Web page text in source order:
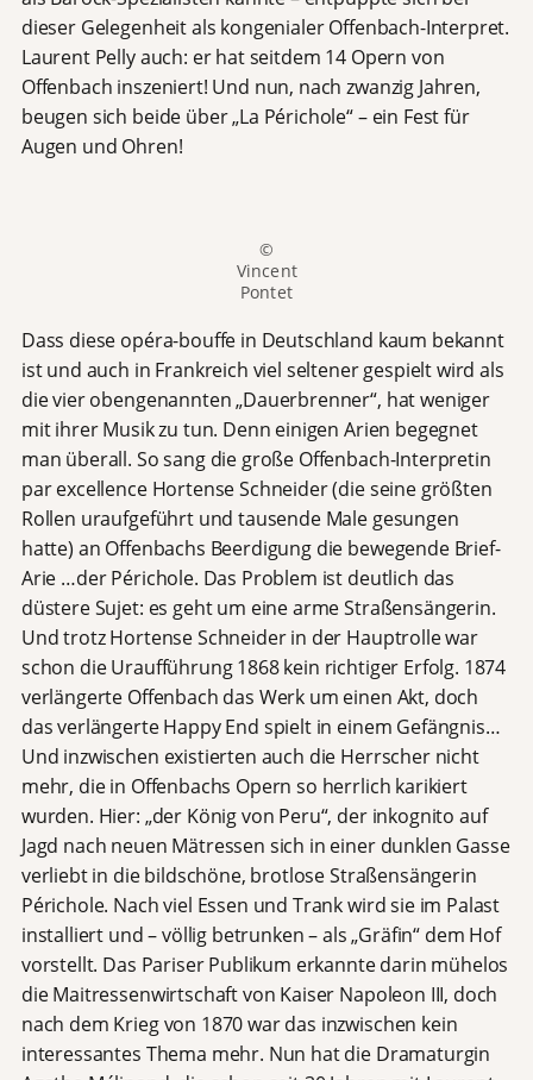
dieser Gelegenheit als kongenialer Offenbach-Interpret.
Laurent Pelly auch: er hat seitdem 14 Opern von
Offenbach inszeniert! Und nun, nach zwanzig Jahren,
beugen sich beide über „La Périchole“ – ein Fest für
Augen und Ohren!
©
Vincent
Pontet
Dass diese opéra-bouffe in Deutschland kaum bekannt
ist und auch in Frankreich viel seltener gespielt wird als
die vier obengenannten „Dauerbrenner“, hat weniger
mit ihrer Musik zu tun. Denn einigen Arien begegnet
man überall. So sang die große Offenbach-Interpretin
par excellence Hortense Schneider (die seine größten
Rollen uraufgeführt und tausende Male gesungen
hatte) an Offenbachs Beerdigung die bewegende Brief-
Arie …der Périchole. Das Problem ist deutlich das
düstere Sujet: es geht um eine arme Straßensängerin.
Und trotz Hortense Schneider in der Hauptrolle war
schon die Uraufführung 1868 kein richtiger Erfolg. 1874
verlängerte Offenbach das Werk um einen Akt, doch
das verlängerte Happy End spielt in einem Gefängnis…
Und inzwischen existierten auch die Herrscher nicht
mehr, die in Offenbachs Opern so herrlich karikiert
wurden. Hier: „der König von Peru“, der inkognito auf
Jagd nach neuen Mätressen sich in einer dunklen Gasse
verliebt in die bildschöne, brotlose Straßensängerin
Périchole. Nach viel Essen und Trank wird sie im Palast
installiert und – völlig betrunken – als „Gräfin“ dem Hof
vorstellt. Das Pariser Publikum erkannte darin mühelos
die Maitressenwirtschaft von Kaiser Napoleon III, doch
nach dem Krieg von 1870 war das inzwischen kein
interessantes Thema mehr. Nun hat die Dramaturgin